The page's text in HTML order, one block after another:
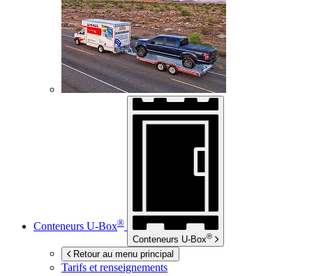
Conteneurs U-Box®
Conteneurs U-Box®
Retour au menu principal
Tarifs et renseignements